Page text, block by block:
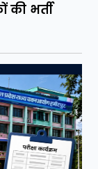
की भर्ती